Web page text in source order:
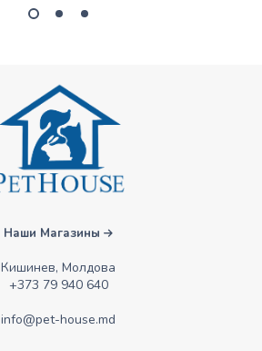
Наши Магазины
Кишинев, Молдова
+373 79 940 640
info@pet-house.md